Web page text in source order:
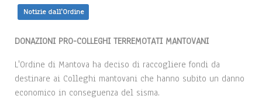
Notizie dall'Ordine
DONAZIONI PRO-COLLEGHI TERREMOTATI MANTOVANI
L'Ordine di Mantova ha deciso di raccogliere fondi da
destinare ai Colleghi mantovani che hanno subito un danno
economico in conseguenza del sisma.